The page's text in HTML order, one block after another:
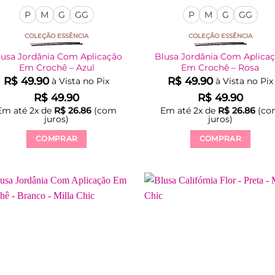
P M G GG
COLEÇÃO ESSÊNCIA
Jordânia Com Aplicação
Em Crochê – Azul
R$ 49.90 à Vista no Pix
R$ 49.90
até2x de R$ 26.86 (com
juros)
COMPRAR
tem
várias
P M G GG
COLEÇÃO ESSÊNCIA
Blusa Jordânia Com
Em Crochê – Rosa
R$49.90 à Vista no Pix
R$49.90
Em até 2x de R$26.86
juros)
COMPRAR
tem